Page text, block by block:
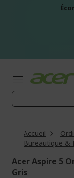
Accueil
Bureautique &
Acer Aspire 5
Gris